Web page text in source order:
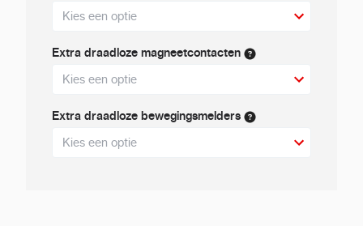
Extra draadloze magneetcontacten
Extra draadloze bewegingsmelders